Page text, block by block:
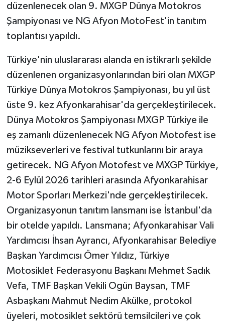
düzenlenecek olan 9. MXGP Dünya Motokros
Şampiyonası ve NG Afyon MotoFest'in tanıtım
toplantısı yapıldı.
Türkiye'nin uluslararası alanda en istikrarlı şekilde
düzenlenen organizasyonlarından biri olan MXGP
Türkiye Dünya Motokros Şampiyonası, bu yıl üst
üste 9. kez Afyonkarahisar'da gerçekleştirilecek.
Dünya Motokros Şampiyonası MXGP Türkiye ile
eş zamanlı düzenlenecek NG Afyon Motofest ise
müzikseverleri ve festival tutkunlarını bir araya
getirecek. NG Afyon Motofest ve MXGP Türkiye,
2-6 Eylül 2026 tarihleri arasında Afyonkarahisar
Motor Sporları Merkezi'nde gerçekleştirilecek.
Organizasyonun tanıtım lansmanı ise İstanbul'da
bir otelde yapıldı. Lansmana; Afyonkarahisar Vali
Yardımcısı İhsan Ayrancı, Afyonkarahisar Belediye
Başkan Yardımcısı Ömer Yıldız, Türkiye
Motosiklet Federasyonu Başkanı Mehmet Sadık
Vefa, TMF Başkan Vekili Ogün Baysan, TMF
Asbaşkanı Mahmut Nedim Akülke, protokol
üyeleri, motosiklet sektörü temsilcileri ve çok